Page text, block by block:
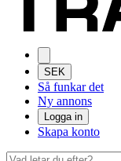
SEK
Så funkar det
Ny annons
Logga in
Skapa konto